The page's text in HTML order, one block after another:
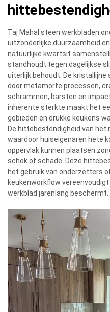
Taj Mahal steen werkbladen
uitzonderlijke duurzaamheid
natuurlijke kwartsit
standhoudt tegen dagelijkse
uiterlijk behoudt. De
door metamorfe processen,
schrammen, barsten en
inherente sterkte maakt het
gebieden en drukke keukens
De hittebestendigheid van het
waardoor huiseigenaren hete
oppervlak kunnen plaatsen
schok of schade. Deze
het gebruik van onderzetters
keukenworkflow
werkblad jarenlang beschermt.